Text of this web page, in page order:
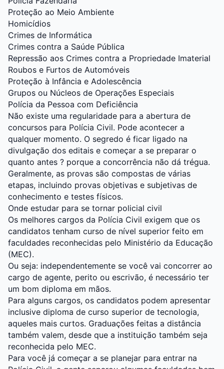
Proteção ao Meio Ambiente
Homicídios
Crimes de Informática
Crimes contra a Saúde Pública
Repressão aos Crimes contra a Propriedade Imaterial
Roubos e Furtos de Automóveis
Proteção à Infância e Adolescência
Grupos ou Núcleos de Operações Especiais
Polícia da Pessoa com Deficiência
Não existe uma regularidade para a abertura de
concursos para Polícia Civil. Pode acontecer a
qualquer momento. O segredo é ficar ligado na
divulgação dos editais e começar a se preparar o
quanto antes ? porque a concorrência não dá trégua.
Geralmente, as provas são compostas de várias
etapas, incluindo provas objetivas e subjetivas de
conhecimento e testes físicos.
Onde estudar para se tornar policial civil
Os melhores cargos da Polícia Civil exigem que os
candidatos tenham curso de nível superior feito em
faculdades reconhecidas pelo Ministério da Educação
(MEC).
Ou seja: independentemente se você vai concorrer ao
cargo de agente, perito ou escrivão, é necessário ter
um bom diploma em mãos.
Para alguns cargos, os candidatos podem apresentar
inclusive diploma de curso superior de tecnologia,
aqueles mais curtos. Graduações feitas a distância
também valem, desde que a instituição também seja
reconhecida pelo MEC.
Para você já começar a se planejar para entrar na